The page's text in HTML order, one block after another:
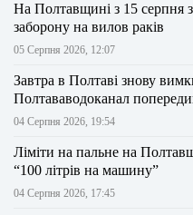
На Полтавщині з 15 серпня
заборону на вилов раків
05 Серпня 2026, 12:07
Завтра в Полтаві знову
Полтававодоканал
04 Серпня 2026, 19:54
Ліміти на пальне на
“100 літрів на машину”
04 Серпня 2026, 17:45